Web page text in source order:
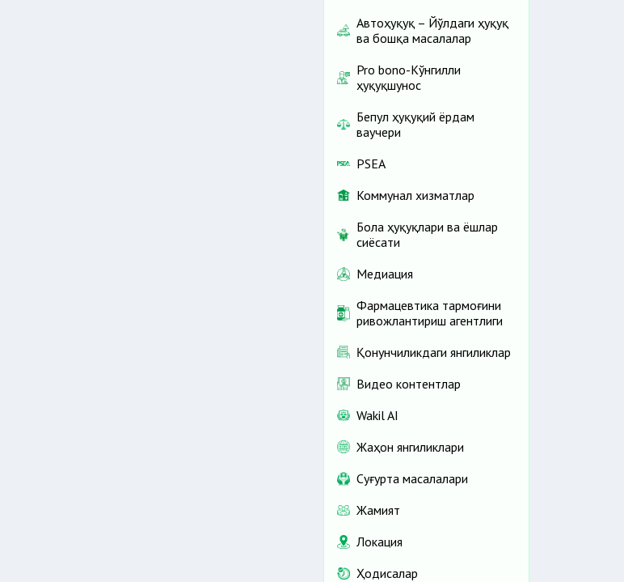
Автоҳуқуқ – Йўлдаги ҳуқуқ
ва бошқа масалалар
Pro bono-Кўнгилли
ҳуқуқшунос
Бепул ҳуқуқий ёрдам
ваучери
PSEA
Коммунал хизматлар
Бола ҳуқуқлари ва ёшлар
сиёсати
Медиация
Фармацевтика тармоғини
ривожлантириш агентлиги
Қонунчиликдаги янгиликлар
Видео контентлар
Wakil AI
Жаҳон янгиликлари
Cуғурта масалалари
Жамият
Локация
Ҳодисалар